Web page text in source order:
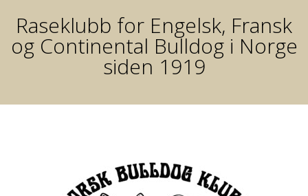
Raseklubb for Engelsk, Fransk
og Continental Bulldog i Norge
siden 1919